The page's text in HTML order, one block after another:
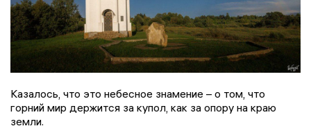
Казалось, что это небесное знамение – о том, что
горний мир держится за купол, как за опору на краю
земли.